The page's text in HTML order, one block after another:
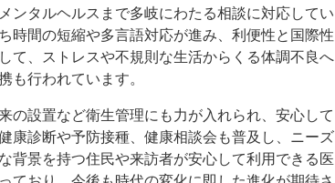
ンタルヘルスまで多岐にわたる相談に対応してい
時間の短縮や多言語対応が進み、利便性と国際性
て、ストレスや不規則な生活からくる体調不良へ
も行われています。
の設置など衛生管理にも力が入れられ、安心して
康診断や予防接種、健康相談会も普及し、ニーズ
背景を持つ住民や来訪者が安心して利用できる医